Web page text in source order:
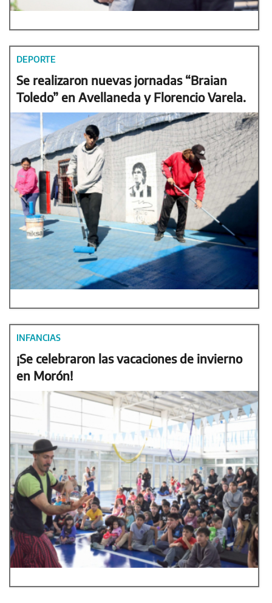
DEPORTE
Se realizaron nuevas jornadas “Braian
Toledo” en Avellaneda y Florencio Varela.
INFANCIAS
¡Se celebraron las vacaciones de invierno
en Morón!